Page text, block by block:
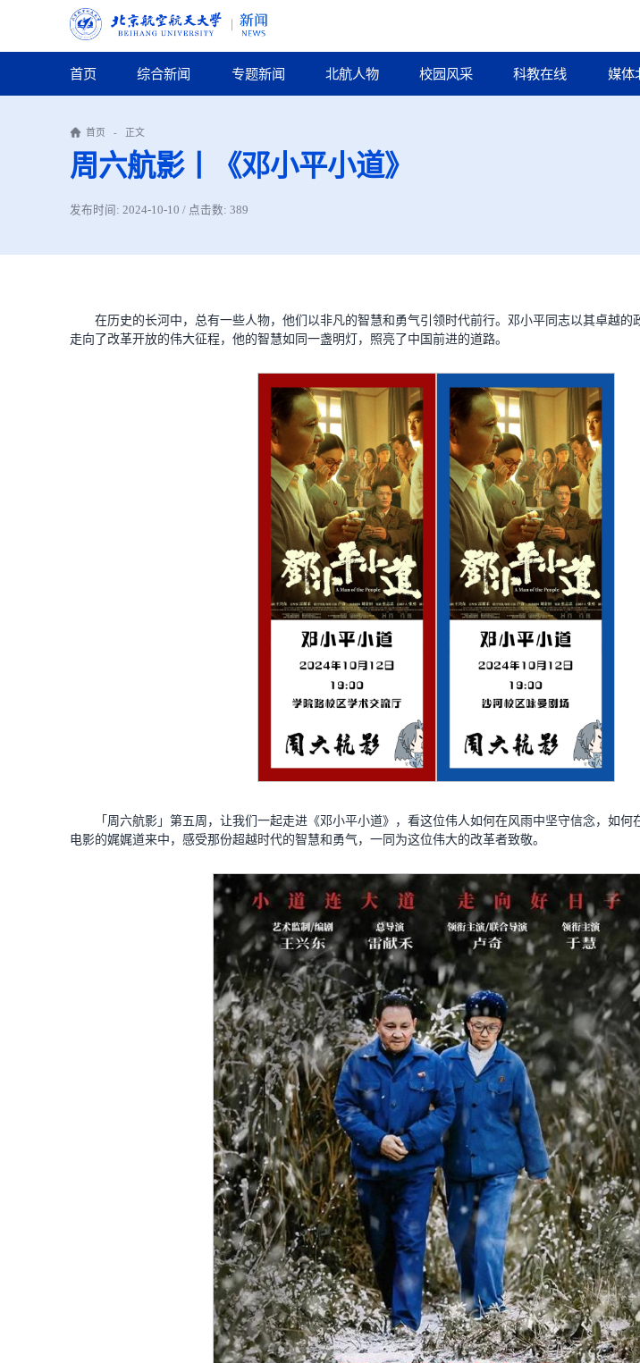
首页 综合新闻 专题新闻 北航人物 校园风采 科教在线 媒体
首页 - 正文
周六航影丨《邓小平小道》
发布时间: 2024-10-10 / 点击数: 389
在历史的长河中，总有一些人物，他们以非凡的智慧和勇气引领时代前行。邓小平同志以其卓越的
走向了改革开放的伟大征程，他的智慧如同一盏明灯，照亮了中国前进的道路。
「周六航影」第五周，让我们一起走进《邓小平小道》，看这位伟人如何在风雨中坚守信念，如
电影的娓娓道来中，感受那份超越时代的智慧和勇气，一同为这位伟大的改革者致敬。